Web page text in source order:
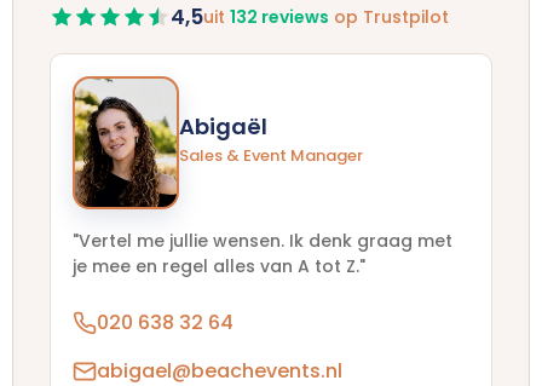
4,5uit 132 reviews op Trustpilot
Abigaël
Sales & Event Manager
"Vertel me jullie wensen. Ik denk graag met
je mee en regel alles van A tot Z."
020 638 32 64
abigael@beachevents.nl